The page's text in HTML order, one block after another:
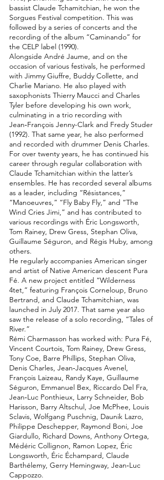
bassist Claude Tchamitchian, he won the
Sorgues Festival competition. This was
followed by a series of concerts and the
recording of the album “Caminando” for
the CELP label (1990).
Alongside André Jaume, and on the
occasion of various festivals, he performed
with Jimmy Giuffre, Buddy Collette, and
Charlie Mariano. He also played with
saxophonists Thierry Maucci and Charles
Tyler before developing his own work,
culminating in a trio recording with
Jean‑François Jenny-Clark and Fredy Studer
(1992). That same year, he also performed
and recorded with drummer Denis Charles.
For over twenty years, he has continued his
career through regular collaboration with
Claude Tchamitchian within the latter’s
ensembles. He has recorded several albums
as a leader, including “Résistances,”
“Manoeuvres,” “Fly Baby Fly,” and “The
Wind Cries Jimi,” and has contributed to
various recordings with Éric Longsworth,
Tom Rainey, Drew Gress, Stephan Oliva,
Guillaume Séguron, and Régis Huby, among
others.
He regularly accompanies American singer
and artist of Native American descent Pura
Fé. A new project entitled “Wilderness
4tet,” featuring François Corneloup, Bruno
Bertrand, and Claude Tchamitchian, was
launched in July 2017. That same year also
saw the release of a solo recording, “Tales of
River.”
Rémi Charmasson has worked with: Pura Fé,
Vincent Courtois, Tom Rainey, Drew Gress,
Tony Coe, Barre Phillips, Stephan Oliva,
Denis Charles, Jean‑Jacques Avenel,
François Laizeau, Randy Kaye, Guillaume
Séguron, Emmanuel Bex, Riccardo Del Fra,
Jean‑Luc Ponthieux, Larry Schneider, Bob
Harisson, Barry Altschul, Joe McPhee, Louis
Sclavis, Wolfgang Puschnig, Daunik Lazro,
Philippe Deschepper, Raymond Boni, Joe
Giardullo, Richard Downs, Anthony Ortega,
Médéric Collignon, Ramon Lopez, Éric
Longsworth, Éric Échampard, Claude
Barthélemy, Gerry Hemingway, Jean‑Luc
Cappozzo.